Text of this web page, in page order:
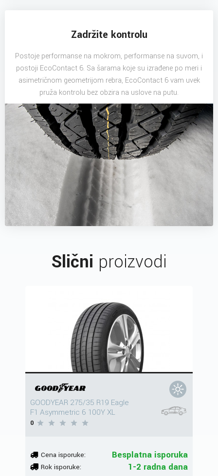
Zadržite kontrolu
Postoje performanse na mokrom, performanse na suvom, i
postoji EcoContact 6. Sa šarama koje su izrađene po meri i
asimetričnom geometrijom rebra, EcoContact 6 vam uvek
pruža kontrolu bez obzira na uslove na putu.
Slični proizvodi
GOODYEAR 275/35 R19 Eagle
F1 Asymmetric 6 100Y XL
0
Cena isporuke: Besplatna isporuka
Rok isporuke: 1-2 radna dana